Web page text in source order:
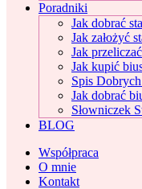
Poradniki
Jak dobrać
Jak założyć
Jak
Jak kupić
Spis
Jak dobrać
Słowniczek
BLOG
Współpraca
O mnie
Kontakt